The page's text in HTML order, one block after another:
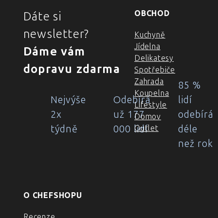
Dáte si
newsletter?
Dáme vám
dopravu zdarma
Nejvýše
2x
týdně
Odebírá
už 177
000 lidí
85 %
lidí
odebírá
déle
než rok
OBCHOD
Kuchyně
Jídelna
Delikatesy
Spotřebiče
Zahrada
Koupelna
Lifestyle
Domov
Outlet
O CHEFSHOPU